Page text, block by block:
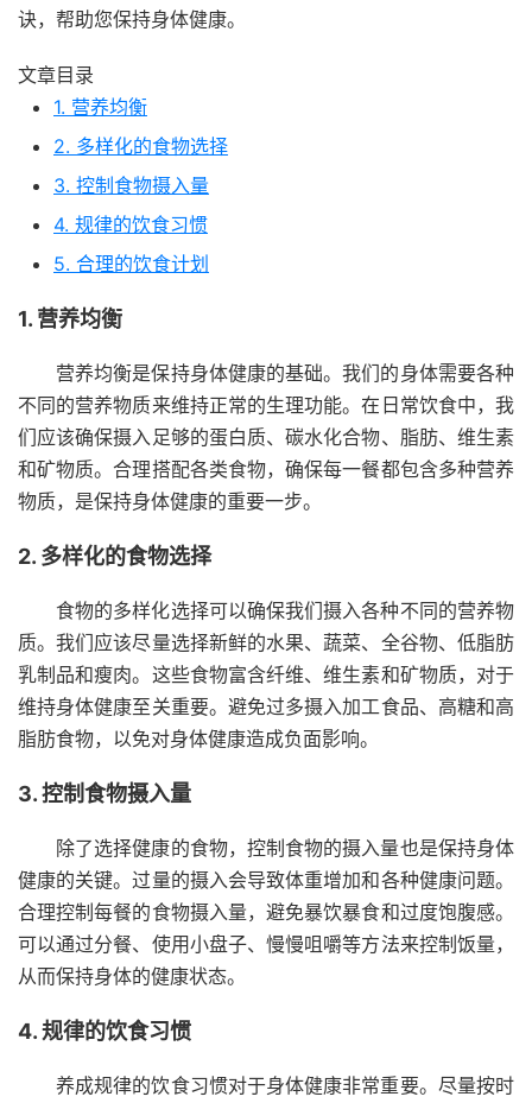
诀，帮助您保持身体健康。
文章目录
1. 营养均衡
2. 多样化的食物选择
3. 控制食物摄入量
4. 规律的饮食习惯
5. 合理的饮食计划
1. 营养均衡
营养均衡是保持身体健康的基础。我们的身体需要各种
不同的营养物质来维持正常的生理功能。在日常饮食中，我
们应该确保摄入足够的蛋白质、碳水化合物、脂肪、维生素
和矿物质。合理搭配各类食物，确保每一餐都包含多种营养
物质，是保持身体健康的重要一步。
2. 多样化的食物选择
食物的多样化选择可以确保我们摄入各种不同的营养物
质。我们应该尽量选择新鲜的水果、蔬菜、全谷物、低脂肪
乳制品和瘦肉。这些食物富含纤维、维生素和矿物质，对于
维持身体健康至关重要。避免过多摄入加工食品、高糖和高
脂肪食物，以免对身体健康造成负面影响。
3. 控制食物摄入量
除了选择健康的食物，控制食物的摄入量也是保持身体
健康的关键。过量的摄入会导致体重增加和各种健康问题。
合理控制每餐的食物摄入量，避免暴饮暴食和过度饱腹感。
可以通过分餐、使用小盘子、慢慢咀嚼等方法来控制饭量，
从而保持身体的健康状态。
4. 规律的饮食习惯
养成规律的饮食习惯对于身体健康非常重要。尽量按时